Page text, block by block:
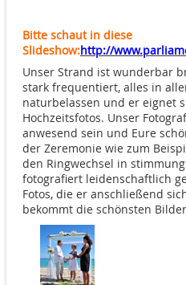
Bitte schaut in diese
Slideshow:http://
Unser Strand ist wunderbar
stark frequentiert, alles in
naturbelassen und er eignet
Hochzeitsfotos. Unser
anwesend sein und Eure
der Zeremonie wie zum
den Ringwechsel in
fotografiert leidenschaftlich
Fotos, die er anschließend
bekommt die schönsten